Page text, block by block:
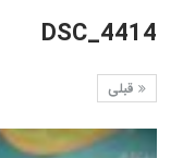
DSC_4414
قبلی